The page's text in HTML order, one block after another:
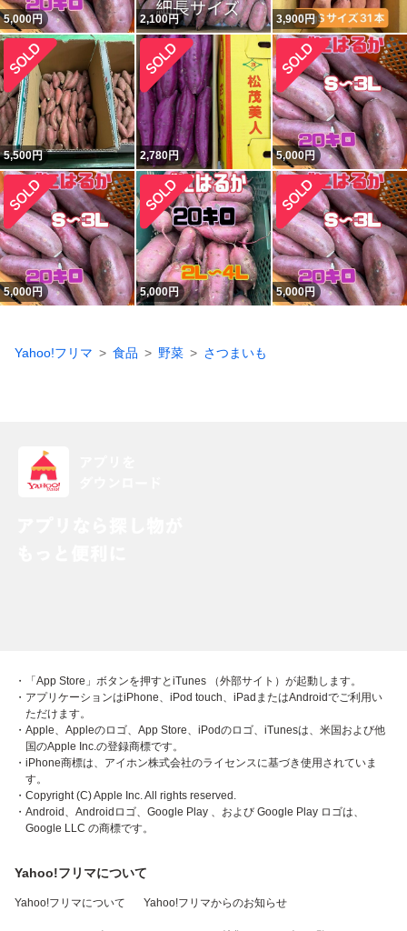
5,000円 2,100円 3,900円
5,500円 2,780円 5,000円
5,000円 5,000円 5,000円
Yahoo!フリマ 食品 野菜 さつまいも
・「App Store」ボタンを押すとiTunes （外部サイト）が起動します。
・アプリケーションはiPhone、iPod touch、iPadまたはAndroidでご利用い
ただけます。
・Apple、Appleのロゴ、App Store、iPodのロゴ、iTunesは、米国および他
国のApple Inc.の登録商標です。
・iPhone商標は、アイホン株式会社のライセンスに基づき使用されていま
す。
・Copyright (C) Apple Inc. All rights reserved.
・Android、Androidロゴ、Google Play 、および Google Play ロゴは、
Google LLC の商標です。
Yahoo!フリマについて
Yahoo!フリマについて Yahoo!フリマからのお知らせ